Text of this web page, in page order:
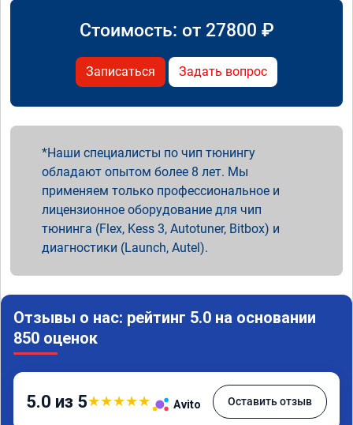
Стоимость: от 27800 ₽
Записаться Задать вопрос
Наши специалисты по чип тюнингу
обладают опытом более 8 лет. Мы
применяем только профессиональное и
лицензионное оборудование для чип
тюнинга (Flex, Kess 3, Autotuner, Bitbox) и
диагностики (Launch, Autel).
Отзывы о нас: рейтинг 5.0 на основании
850 оценок
5.0 из 5★★★★★ Avito Оставить отзыв